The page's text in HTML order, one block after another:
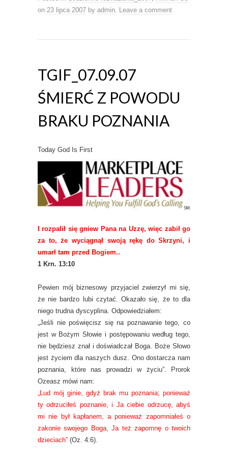
on 23 lipca 2007 by admin Leave a comment
TGIF_07.09.07
ŚMIERĆ Z POWODU
BRAKU POZNANIA
Today God Is First
I rozpalił się gniew Pana na Uzzę, więc zabił go
za to, że wyciągnął swoją rękę do Skrzyni, i
umarł tam przed Bogiem..
1 Krn. 13:10
Pewien mój biznesowy przyjaciel zwierzył mi się,
że nie bardzo lubi czytać. Okazało się, że to dla
niego trudna dyscyplina. Odpowiedziałem:
„Jeśli nie poświęcisz się na poznawanie tego, co
jest w Bożym Słowie i postępowaniu według tego,
nie będziesz znał i doświadczał Boga. Boże Słowo
jest życiem dla naszych dusz. Ono dostarcza nam
poznania, które nas prowadzi w życiu”. Prorok
Ozeasz mówi nam:
„Lud mój ginie, gdyż brak mu poznania; ponieważ
ty odrzuciłeś poznanie, i Ja ciebie odrzucę, abyś
mi nie był kapłanem, a ponieważ zapomniałeś o
zakonie swojego Boga, Ja też zapomnę o twoich
dzieciach” (Oz. 4:6).